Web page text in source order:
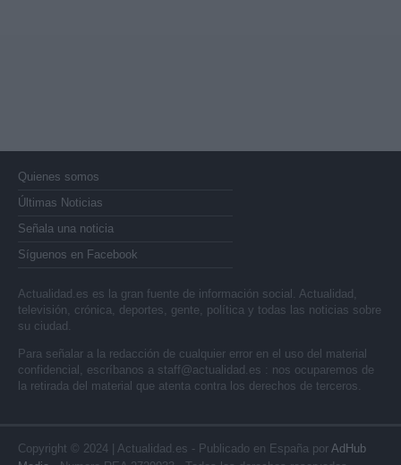
Quienes somos
Últimas Noticias
Señala una noticia
Síguenos en Facebook
Actualidad.es es la gran fuente de información social. Actualidad,
televisión, crónica, deportes, gente, política y todas las noticias sobre
su ciudad.
Para señalar a la redacción de cualquier error en el uso del material
confidencial, escríbanos a staff@actualidad.es : nos ocuparemos de
la retirada del material que atenta contra los derechos de terceros.
Copyright © 2024 | Actualidad.es - Publicado en España por AdHub